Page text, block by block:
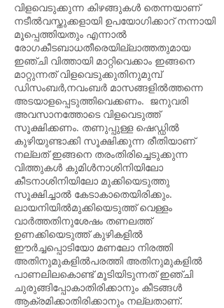
വിളവെടുക്കുന്ന കിഴങ്ങുകൾ തെന്നയാണ്
നടീൽവസ്തുക്കളായി ഉപയോഗിക്കാറ് നന്നായി
മൂപ്പെത്തിയതും എന്നാൽ
രോഗകീടബാധതീരെയില്ലാത്തതുമായ
ഇഞ്ചി വിത്തായി മാറ്റിവെക്കാം ഇങ്ങനെ
മാറ്റുന്നത് വിളവെടുക്കുതിനുമുമ്പ്
ഡിസംബർ,നവംബർ മാസങ്ങളിൽത്തന്നെ
അടയാളപ്പെടുത്തിവെക്കണം. ജനുവരി
അവസാനത്തോടെ വിളവെടുത്ത്
സൂക്ഷിക്കണം. തണുപ്പുള്ള ഷെഡ്ഡിൽ
കുഴിയുണ്ടാക്കി സൂക്ഷിക്കുന്ന രീതിയാണ്
നല്ലത് ഇങ്ങനെ തരംതിരിച്ചെടുക്കുന്ന
വിത്തുകൾ കുമിൾനാശിനിയിലോ
കീടനാശിനിയിലോ മുക്കിയെടുത്തു
സൂക്ഷിച്ചാൽ കേടാകാതെയിരിക്കും.
ലായനിയിൽമുക്കിയെടുത്ത് വെള്ളം
വാർത്തതിനുശേഷം തണലത്ത്
ഉണക്കിയെടുത്ത് കുഴികളിൽ
ഈർച്ചപ്പൊടിയോ മണലോ നിരത്തി
അതിനുമുകളിൽപരത്തി അതിനുമുകളിൽ
പാണലിലകൊണ്ട് മൂടിയിടുന്നത് ഇഞ്ചി
ചുരുങ്ങിപ്പോകാതിരിക്കാനും കീടങ്ങൾ
ആക്രമിക്കാതിരിക്കാനും നല്ലതാണ്.